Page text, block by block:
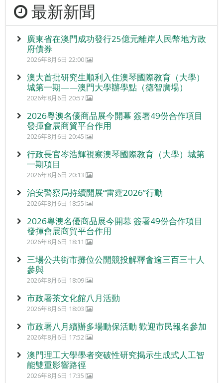
最新新聞
廣東省在澳門成功發行25億元離岸人民幣地方政
府債券
2026年8月6日 22:00
澳大首批研究生順利入住澳琴國際教育（大學）
城第一期——澳門大學辦學點（德智廣場）
2026年8月6日 20:57
2026粵澳名優商品展今開幕 簽署49份合作項目
發揮會展商貿平台作用
2026年8月6日 20:45
行政長官岑浩輝視察澳琴國際教育（大學）城第
一期項目
2026年8月6日 20:13
治安警察局持續開展“雷霆2026”行動
2026年8月6日 18:55
2026粵澳名優商品展今開幕 簽署49份合作項目
發揮會展商貿平台作用
2026年8月6日 18:11
三場公共街市攤位公開競投解釋會逾三百三十人
參與
2026年8月6日 18:09
市政署茶文化館八月活動
2026年8月6日 18:03
市政署八月續辦多場動保活動 歡迎市民報名參加
2026年8月6日 17:52
澳門理工大學學者突破性研究揭示生成式人工智
能雙重影響路徑
2026年8月6日 17:35